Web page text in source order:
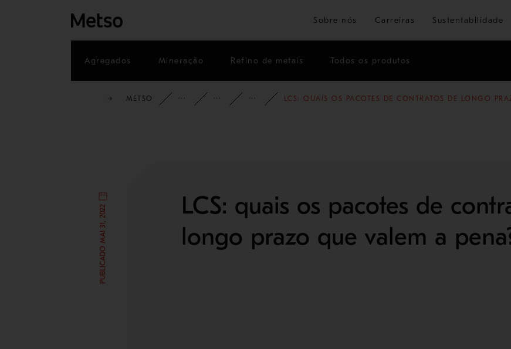
Ir para o conteúdo principal
Sobre nós Carreiras Sustentabilidade
Agregados Mineração Refino de metais Todos os produtos
METSO INSIGHTSBLOG BLOG - MINERAÇÃO E REFINO DE METAIS
LCS: QUAIS OS PACOTES DE CONTRATOS DE LONGO
PUBLICADO MAI 31, 2022
LCS: quais os pacotes de
longo prazo que valem a